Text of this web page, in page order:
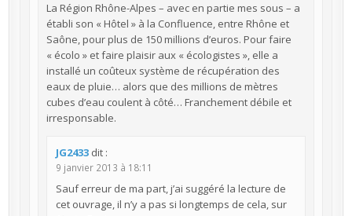
La Région Rhône-Alpes – avec en partie mes sous – a
établi son « Hôtel » à la Confluence, entre Rhône et
Saône, pour plus de 150 millions d’euros. Pour faire
« écolo » et faire plaisir aux « écologistes », elle a
installé un coûteux système de récupération des
eaux de pluie… alors que des millions de mètres
cubes d’eau coulent à côté… Franchement débile et
irresponsable.
JG2433 dit :
9 janvier 2013 à 18:11
Sauf erreur de ma part, j’ai suggéré la lecture de
cet ouvrage, il n’y a pas si longtemps de cela, sur